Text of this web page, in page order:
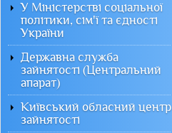
У Міністерстві соціальної
політики, сім'ї та єдності
України
Державна служба
зайнятості (Центральний
апарат)
Київський обласний центр
зайнятості